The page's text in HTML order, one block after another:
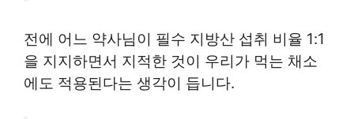
전에 어느 약사님이 필수 지방산 섭취 비율 1:1
을 지지하면서 지적한 것이 우리가 먹는 채소
에도 적용된다는 생각이 듭니다.